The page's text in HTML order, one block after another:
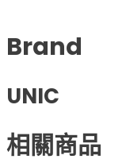
Brand
UNIC
相關商品